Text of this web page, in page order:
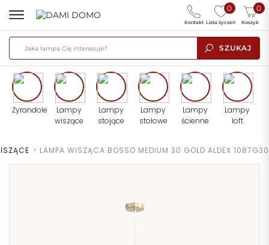
SZUKAJ
0
Lista życzeń
0
Koszyk
Kontakt
Żyrandole
Lampy
wiszące
Lampy
stojące
Lampy
stołowe
Lampy
ścienne
Lampy
loft
> LAMPA WISZĄCA BOSSO MEDIUM 30 GOLD ALDEX 1087G30